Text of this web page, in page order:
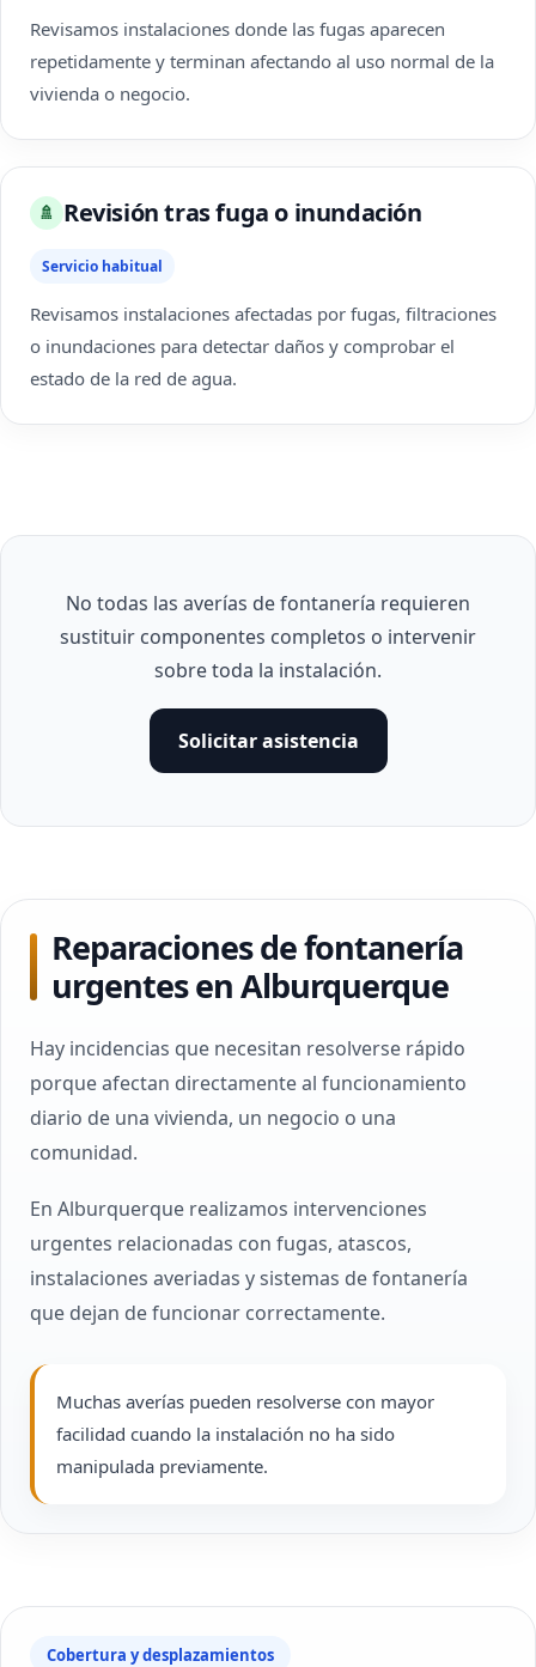
Revisamos instalaciones donde las fugas aparecen
repetidamente y terminan afectando al uso normal de la
vivienda o negocio.
🚿 Revisión tras fuga o inundación
Servicio habitual
Revisamos instalaciones afectadas por fugas, filtraciones
o inundaciones para detectar daños y comprobar el
estado de la red de agua.
No todas las averías de fontanería requieren
sustituir componentes completos o intervenir
sobre toda la instalación.
Solicitar asistencia
Reparaciones de fontanería
urgentes en Alburquerque
Hay incidencias que necesitan resolverse rápido
porque afectan directamente al funcionamiento
diario de una vivienda, un negocio o una
comunidad.
En Alburquerque realizamos intervenciones
urgentes relacionadas con fugas, atascos,
instalaciones averiadas y sistemas de fontanería
que dejan de funcionar correctamente.
Muchas averías pueden resolverse con mayor
facilidad cuando la instalación no ha sido
manipulada previamente.
Cobertura y desplazamientos